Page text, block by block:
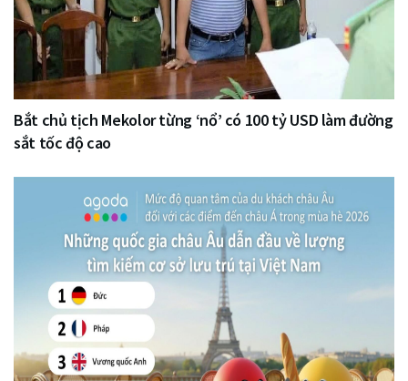
Bắt chủ tịch Mekolor từng ‘nổ’ có 100 tỷ USD làm đường
sắt tốc độ cao